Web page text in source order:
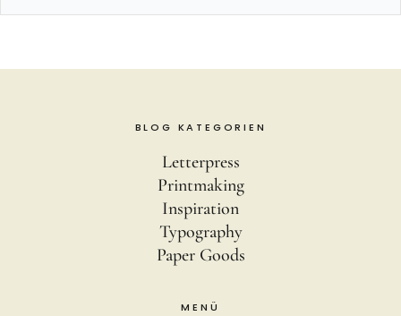
BLOG KATEGORIEN
Letterpress
Printmaking
Inspiration
Typography
Paper Goods
MENÜ